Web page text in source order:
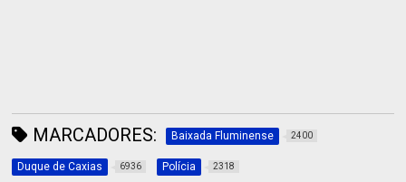
MARCADORES: Baixada Fluminense 2400
Duque de Caxias 6936 Polícia 2318